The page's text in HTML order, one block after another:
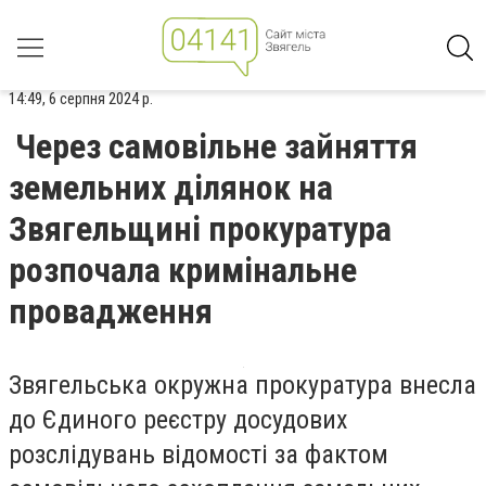
14:49, 6 серпня 2024 р.
Через самовільне зайняття
земельних ділянок на
Звягельщині прокуратура
розпочала кримінальне
провадження
Звягельська окружна прокуратура внесла
до Єдиного реєстру досудових
розслідувань відомості за фактом